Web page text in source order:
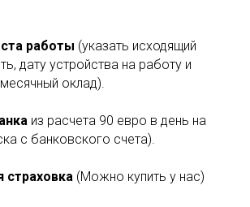
работы (указать исходящий
дату устройства на работу и
оклад).
из расчета 90 евро в день на
с банковского счета).
страховка (Можно купить у нас)